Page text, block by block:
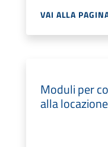
VAI ALLA
Moduli per
alla